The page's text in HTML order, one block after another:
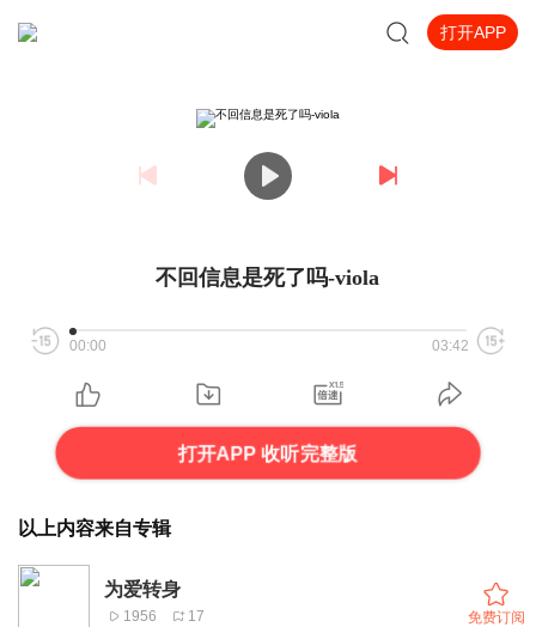
打开APP
不回信息是死了吗-viola
00:00 03:42
打开APP 收听完整版
以上内容来自专辑
为爱转身
1956 17 免费订阅